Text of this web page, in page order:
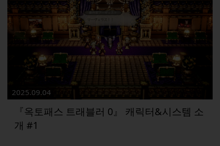
2025.09.04
『옥토패스 트래블러 0』 캐릭터&시스템 소
개 #1